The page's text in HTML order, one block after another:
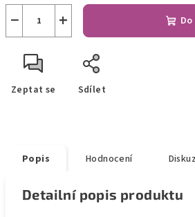
+
−
Zeptat se Sdílet
Popis Hodnocení
Detailní popis produktu